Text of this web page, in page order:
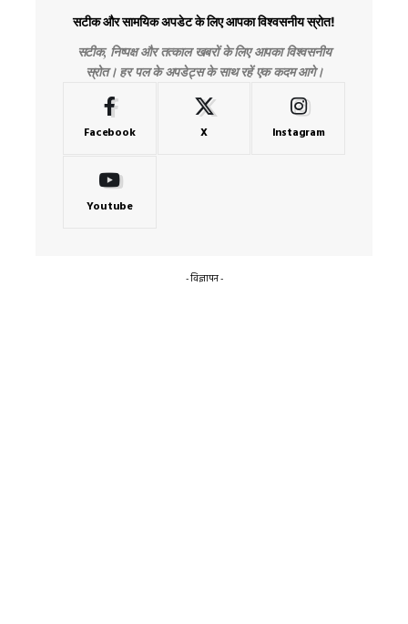
सटीक और सामयिक अपडेट के लिए आपका विश्वसनीय स्रोत!
सटीक, निष्पक्ष और तत्काल खबरों के लिए आपका विश्वसनीय
स्रोत। हर पल के अपडेट्स के साथ रहें एक कदम आगे।
Facebook X Instagram
Youtube
- विज्ञापन -